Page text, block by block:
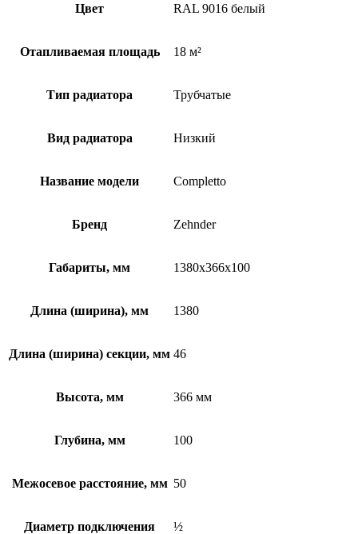
Цвет RAL 9016 белый
Отапливаемая площадь 18 м²
Тип радиатора Трубчатые
Вид радиатора Низкий
Название модели Completto
Бренд Zehnder
Габариты, мм 1380x366x100
Длина (ширина), мм 1380
Длина (ширина) секции, мм 46
Высота, мм 366 мм
Глубина, мм 100
Межосевое расстояние, мм 50
Диаметр подключения ½